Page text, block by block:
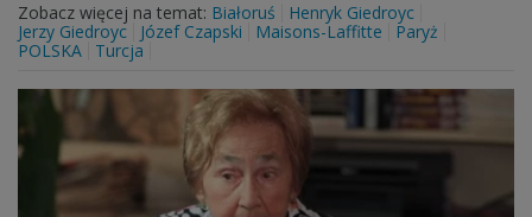
Zobacz więcej na temat: Białoruś
Henryk Giedroyc
Jerzy Giedroyc
Józef Czapski Maisons-Laffitte
Paryż
POLSKA
Turcja